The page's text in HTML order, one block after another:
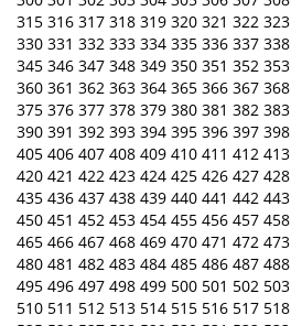
315 316 317 318 319 320 321 322 323
330 331 332 333 334 335 336 337 338
345 346 347 348 349 350 351 352 353
360 361 362 363 364 365 366 367 368
375 376 377 378 379 380 381 382 383
390 391 392 393 394 395 396 397 398
405 406 407 408 409 410 411 412 413
420 421 422 423 424 425 426 427 428
435 436 437 438 439 440 441 442 443
450 451 452 453 454 455 456 457 458
465 466 467 468 469 470 471 472 473
480 481 482 483 484 485 486 487 488
495 496 497 498 499 500 501 502 503
510 511 512 513 514 515 516 517 518